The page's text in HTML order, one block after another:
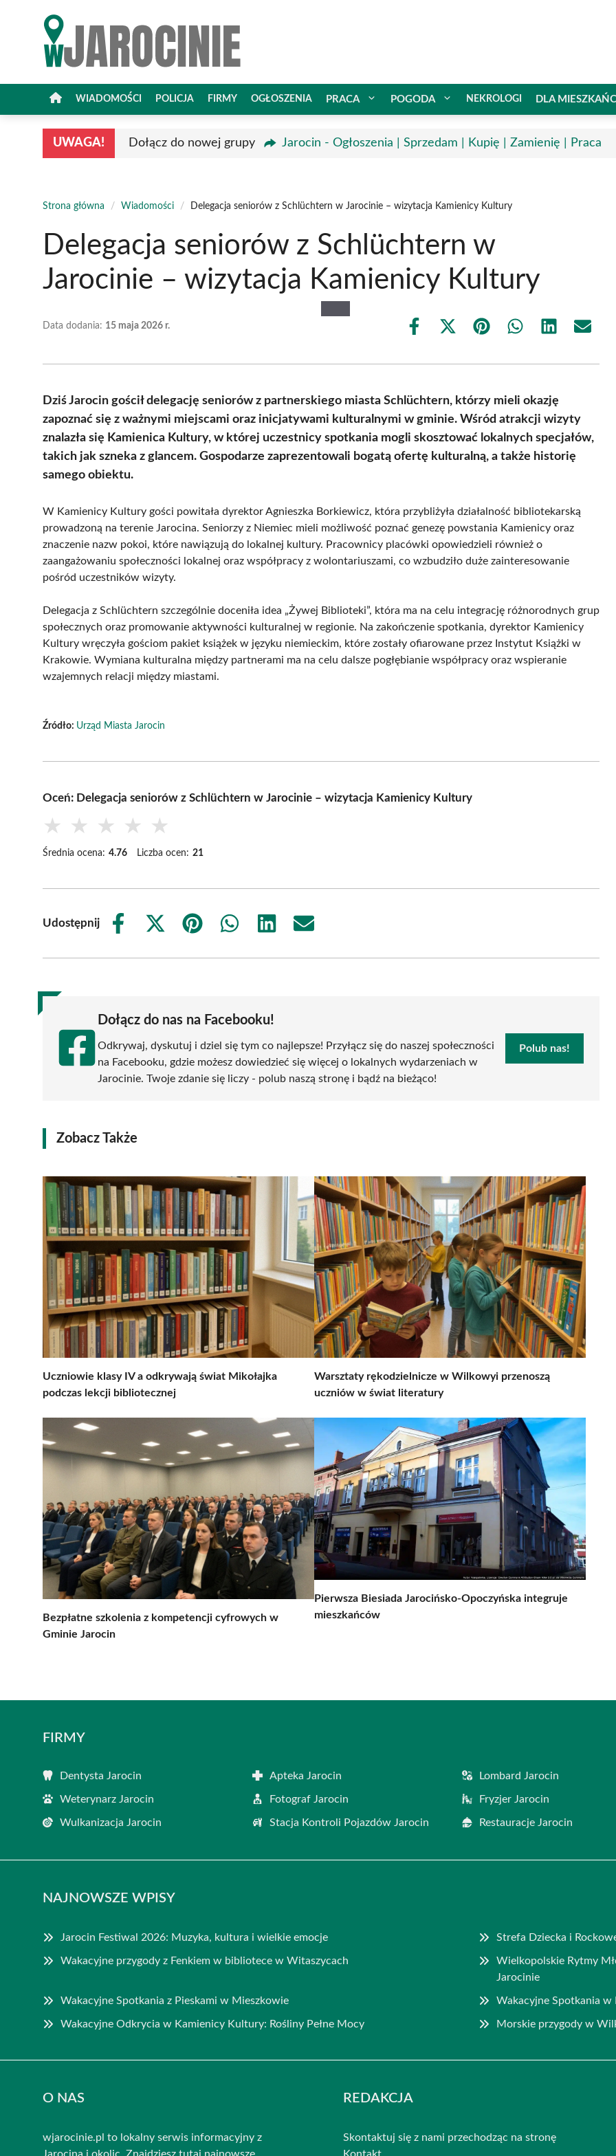
WIADOMOŚCI POLICJA FIRMY OGŁOSZENIA PRACA POGODA NEKROLOGI DLA
UWAGA! Dołącz do nowej grupy Jarocin - Ogłoszenia | Sprzedam | Kupię | Zamienię | Praca
Strona główna / Wiadomości / Delegacja seniorów z Schlüchtern w Jarocinie – wizytacja Kamienicy Kultury
Delegacja seniorów z Schlüchtern w
Jarocinie – wizytacja Kamienicy Kultury
Data dodania: 15 maja 2026 r.
Share
Share
(Twitter)
Share Share Share Share
Dziś Jarocin gościł delegację seniorów z partnerskiego miasta Schlüchtern, którzy mieli okazję
zapoznać się z ważnymi miejscami oraz inicjatywami kulturalnymi w gminie. Wśród atrakcji wizyty
znalazła się Kamienica Kultury, w której uczestnicy spotkania mogli skosztować lokalnych specjałów,
takich jak szneka z glancem. Gospodarze zaprezentowali bogatą ofertę kulturalną, a także historię
samego obiektu.
W Kamienicy Kultury gości powitała dyrektor Agnieszka Borkiewicz, która przybliżyła działalność bibliotekarską
prowadzoną na terenie Jarocina. Seniorzy z Niemiec mieli możliwość poznać genezę powstania Kamienicy oraz
znaczenie nazw pokoi, które nawiązują do lokalnej kultury. Pracownicy placówki opowiedzieli również o
zaangażowaniu społeczności lokalnej oraz współpracy z wolontariuszami, co wzbudziło duże zainteresowanie
pośród uczestników wizyty.
Delegacja z Schlüchtern szczególnie doceniła idea „Żywej Biblioteki”, która ma na celu integrację różnorodnych grup
społecznych oraz promowanie aktywności kulturalnej w regionie. Na zakończenie spotkania, dyrektor Kamienicy
Kultury wręczyła gościom pakiet książek w języku niemieckim, które zostały ofiarowane przez Instytut Książki w
Krakowie. Wymiana kulturalna między partnerami ma na celu dalsze pogłębianie współpracy oraz wspieranie
wzajemnych relacji między miastami.
Źródło: Urząd Miasta Jarocin
Oceń: Delegacja seniorów z Schlüchtern w Jarocinie – wizytacja Kamienicy Kultury
★ ★ ★ ★ ★
Średnia ocena: 4.76 Liczba ocen: 21
Udostępnij
Share
Share
(Twitter)
Share
Share
Share
Share
Dołącz do nas na Facebooku!
Odkrywaj, dyskutuj i dziel się tym co najlepsze! Przyłącz się do naszej społeczności
na Facebooku, gdzie możesz dowiedzieć się więcej o lokalnych wydarzeniach w
Jarocinie. Twoje zdanie się liczy - polub naszą stronę i bądź na bieżąco!
Polub nas!
Zobacz Także
Uczniowie klasy IV a odkrywają świat Mikołajka
podczas lekcji bibliotecznej
Warsztaty rękodzielnicze w Wilkowyi przenoszą
uczniów w świat literatury
Bezpłatne szkolenia z kompetencji cyfrowych w
Gminie Jarocin
Pierwsza Biesiada Jarocińsko-Opoczyńska integruje
mieszkańców
FIRMY
Dentysta Jarocin Apteka Jarocin Lombard Jarocin
Weterynarz Jarocin Fotograf Jarocin Fryzjer Jarocin
Wulkanizacja Jarocin Stacja Kontroli Pojazdów Jarocin Restauracje Jarocin
NAJNOWSZE WPISY
Jarocin Festiwal 2026: Muzyka, kultura i wielkie emocje Strefa Dziecka i
Wakacyjne przygody z Fenkiem w bibliotece w Witaszycach
Wielkopolskie Rytmy
Jarocinie
Wakacyjne Spotkania z Pieskami w Mieszkowie Wakacyjne Spotkania w
Wakacyjne Odkrycia w Kamienicy Kultury: Rośliny Pełne Mocy Morskie przygody w
O NAS
wjarocinie.pl to lokalny serwis informacyjny z
REDAKCJA
Skontaktuj się z nami przechodząc na stronę